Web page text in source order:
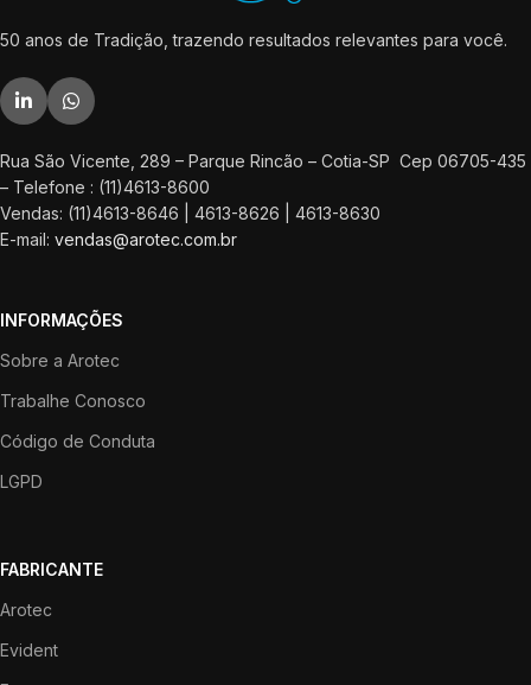
50 anos de Tradição, trazendo resultados relevantes para você.
Rua São Vicente, 289 – Parque Rincão – Cotia-SP Cep 06705-435
– Telefone : (11)4613-8600
Vendas: (11)4613-8646 | 4613-8626 | 4613-8630
E-mail: vendas@arotec.com.br
INFORMAÇÕES
Sobre a Arotec
Trabalhe Conosco
Código de Conduta
LGPD
FABRICANTE
Arotec
Evident